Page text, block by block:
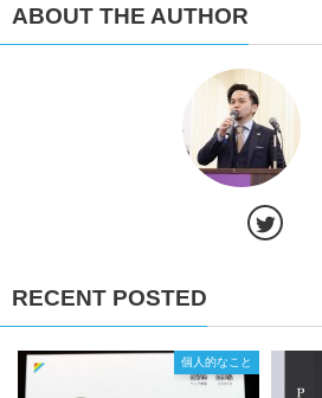
ABOUT THE AUTHOR
RECENT POSTED
個人的なこと